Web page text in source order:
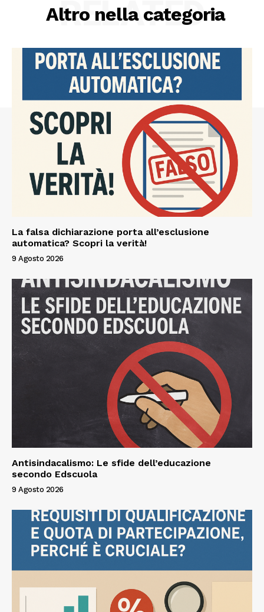
Altro nella categoria
RELATED
La falsa dichiarazione porta all’esclusione
automatica? Scopri la verità!
9 Agosto 2026
Antisindacalismo: Le sfide dell’educazione
secondo Edscuola
9 Agosto 2026